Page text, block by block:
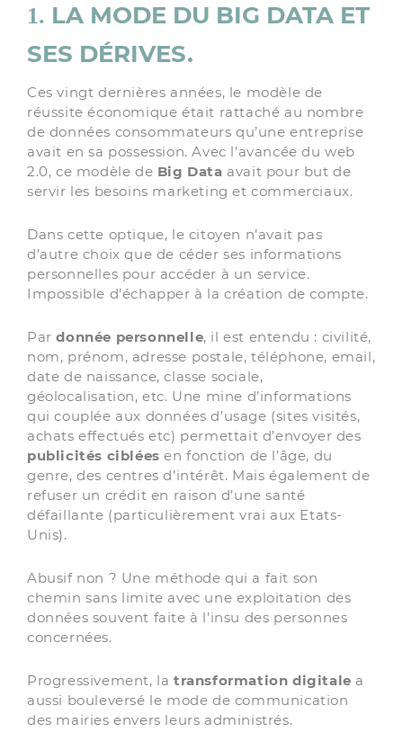
1. LA MODE DU BIG DATA ET
SES DÉRIVES.
Ces vingt dernières années, le modèle de
réussite économique était rattaché au nombre
de données consommateurs qu’une entreprise
avait en sa possession. Avec l’avancée du web
2.0, ce modèle de Big Data avait pour but de
servir les besoins marketing et commerciaux.
Dans cette optique, le citoyen n’avait pas
d’autre choix que de céder ses informations
personnelles pour accéder à un service.
Impossible d’échapper à la création de compte.
Pardonnée personnelle, il est entendu : civilité,
nom, prénom, adresse postale, téléphone, email,
date de naissance, classe sociale,
géolocalisation, etc. Une mine d’informations
qui couplée aux données d’usage (sites visités,
achats effectués etc) permettait d’envoyer des
publicités ciblées en fonction de l’âge, du
genre, des centres d’intérêt. Mais également de
refuser un crédit en raison d’une santé
défaillante (particulièrement vrai aux Etats-
Unis).
Abusif non ? Une méthode qui a fait son
chemin sans limite avec une exploitation des
données souvent faite à l’insu des personnes
concernées.
Progressivement, la transformation digitale a
aussi bouleversé le mode de communication
des mairies envers leurs administrés.